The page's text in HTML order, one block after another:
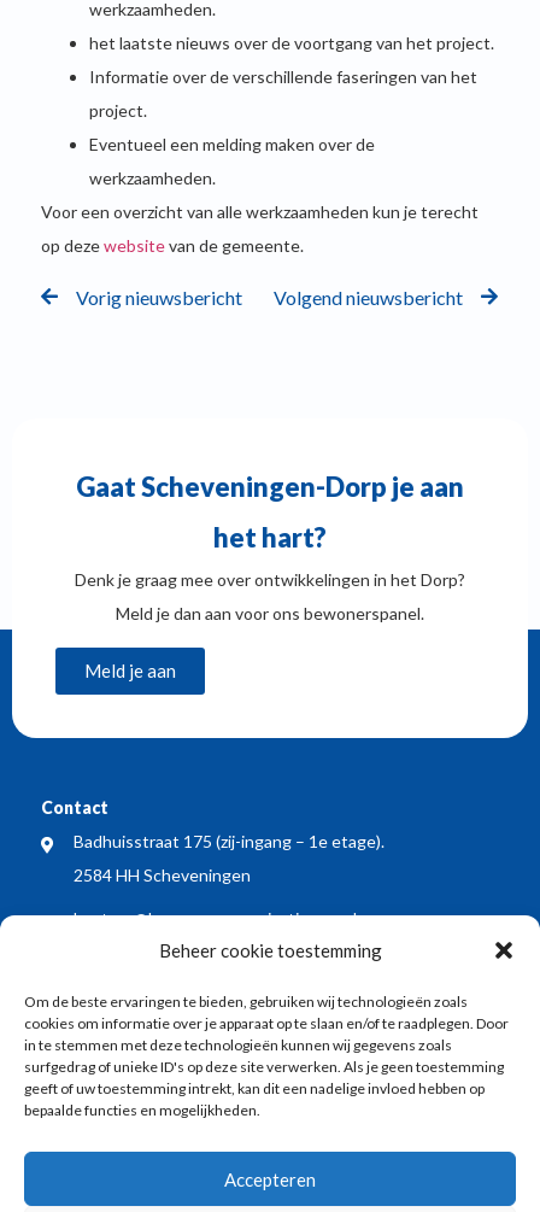
Beheer cookie toestemming
Om de beste ervaringen te bieden, gebruiken wij technologieën zoals
cookies om informatie over je apparaat op te slaan en/of te raadplegen. Door
in te stemmen met deze technologieën kunnen wij gegevens zoals
surfgedrag of unieke ID's op deze site verwerken. Als je geen toestemming
geeft of uw toestemming intrekt, kan dit een nadelige invloed hebben op
bepaalde functies en mogelijkheden.
Accepteren
werkzaamheden.
het laatste nieuws over de voortgang van het project.
Informatie over de verschillende faseringen van het
project.
Eventueel een melding maken over de
werkzaamheden.
Voor een overzicht van alle werkzaamheden kun je terecht
op dezewebsitevan de gemeente.
Vorig nieuwsbericht Volgend nieuwsbericht
Gaat Scheveningen-Dorp je aan
het hart?
Denk je graag mee over ontwikkelingen in het Dorp?
Meld je dan aan voor ons bewonerspanel.
Meld je aan
Contact
Badhuisstraat 175 (zij-ingang – 1e etage).
2584 HH Scheveningen
bestuur@bewonersorganisatiewos.nl
WOS dient zienswijze in op voorontwerp Kop
Keizerstraat: blij met vergroening, wel meer aandacht
voor veiligheid en economische vitaliteit
WOS buurt BBQ: samen de zomer ingeluid!
Vlaggenode aan de jarige vuurtoren tijdens